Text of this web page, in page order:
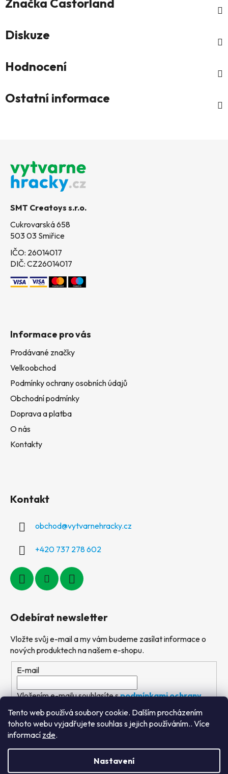
Tento web používá soubory cookie. Dalším procházením
tohoto webu vyjadřujete souhlas s jejich používáním.. Více
informací zde.
Nastavení
Značka Castorland
Diskuze
Hodnocení
Ostatní informace
SMT Creatoys s.r.o.
Cukrovarská 658
503 03 Smiřice
IČO: 26014017
DIČ: CZ26014017
Informace pro vás
Prodávané značky
Velkoobchod
Podmínky ochrany osobních údajů
Obchodní podmínky
Doprava a platba
O nás
Kontakty
Kontakt
obchod@vytvarnehracky.cz
+420 737 278 602
Odebírat newsletter
Vložte svůj e-mail a my vám budeme zasílat informace o
nových produktech na našem e-shopu.
E-mail
Vložením e-mailu souhlasíte spodmínkami ochrany
osobních údajů
PŘIHLÁSIT SE